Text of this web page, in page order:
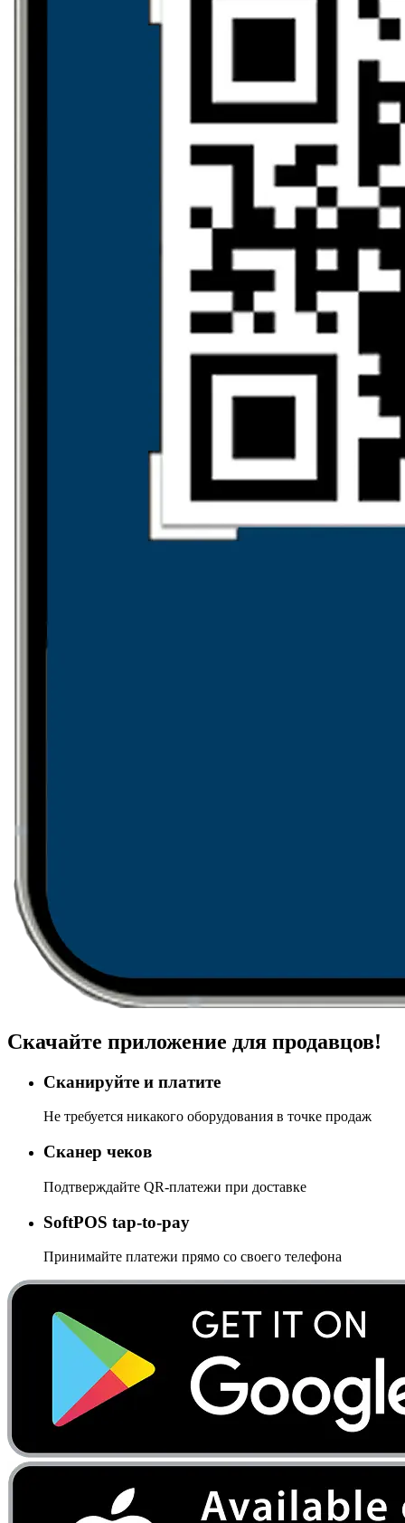
Скачайте приложение для продавцов!
Сканируйте и платите
Не требуется никакого оборудования в точке продаж
Сканер чеков
Подтверждайте QR-платежи при доставке
SoftPOS tap-to-pay
Принимайте платежи прямо со своего телефона